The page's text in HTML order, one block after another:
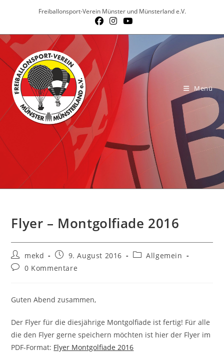
Freiballonsport-Verein Münster und Münsterland e.V.
Menü
Flyer – Montgolfiade 2016
Beitrags-
Autor:
mekd
Beitrag
veröffentlicht:
9. August 2016
Beitrags-
Allgemein
Beitrags-
0 Kommentare
Guten Abend zusammen,
Der Flyer für die diesjährige Montgolfiade ist fertig! Für alle
die den Flyer gerne speichern möchten ist hier der Flyer im
PDF-Format: Flyer Montgolfiade 2016